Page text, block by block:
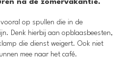
na de zomervakantie.
op spullen die in de
Denk hierbij aan opblaasbeesten,
die dienst weigert. Ook niet
mee naar het café.